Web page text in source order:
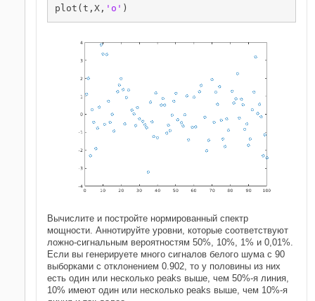
plot(t,X, 'o' )
Вычислите и постройте нормированный спектр
мощности. Аннотируйте уровни, которые соответствуют
ложно-сигнальным вероятностям 50%, 10%, 1% и 0,01%.
Если вы генерируете много сигналов белого шума с 90
выборками с отклонением 0.902, то у половины из них
есть один или несколько peaks выше, чем 50%-я линия,
10% имеют один или несколько peaks выше, чем 10%-я